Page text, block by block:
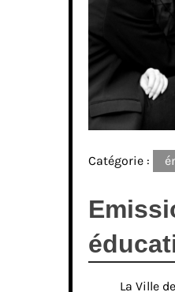
Catégorie :
La Ville de